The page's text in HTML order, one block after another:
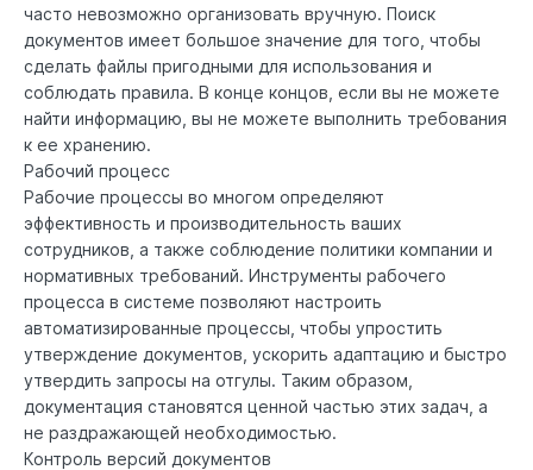
часто невозможно организовать вручную. Поиск
документов имеет большое значение для того, чтобы
сделать файлы пригодными для использования и
соблюдать правила. В конце концов, если вы не можете
найти информацию, вы не можете выполнить требования
к ее хранению.
Рабочий процесс
Рабочие процессы во многом определяют
эффективность и производительность ваших
сотрудников, а также соблюдение политики компании и
нормативных требований. Инструменты рабочего
процесса в системе позволяют настроить
автоматизированные процессы, чтобы упростить
утверждение документов, ускорить адаптацию и быстро
утвердить запросы на отгулы. Таким образом,
документация становятся ценной частью этих задач, а
не раздражающей необходимостью.
Контроль версий документов